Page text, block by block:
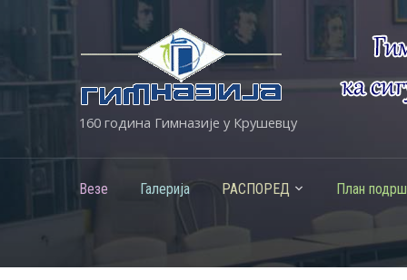
160 година Гимназије у Крушевцу
Везе Галерија РАСПОРЕД План